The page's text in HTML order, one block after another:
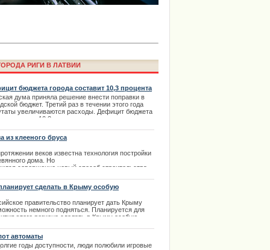
обратилась к поклонникам
Rendezvous Jūrmala
РИГИ В ЛАТВИИ
бюджета города составит 10,3 процента
дума приняла решение внести поправки в
бюджет. Третий раз в течении этого года
увеличиваются расходы. Дефицит бюджета
составит 10,3 процента, а расходы возрастут
из клееного бруса
веков известна технология постройки
дома. Но
совершенно новый способ строительства.
по совершенно новой технологии
сделать в Крыму особую
правительство планирует дать Крыму
немного подняться. Планируется для
этого региона сделать в Крыму особую
для развития отдельной федеральной
автоматы
годы доступности, люди полюбили игровые